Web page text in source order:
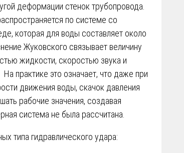
деформации стенок трубопровода.
по системе со
которая для воды составляет около
Жуковского связывает величину
жидкости, скоростью звука и
практике это означает, что даже при
движения воды, скачок давления
рабочие значения, создавая
система не была рассчитана.
типа гидравлического удара: